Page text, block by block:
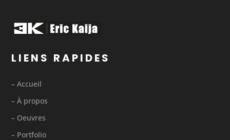
LIENS RAPIDES
– Accueil
– À propos
– Oeuvres
– Portfolio